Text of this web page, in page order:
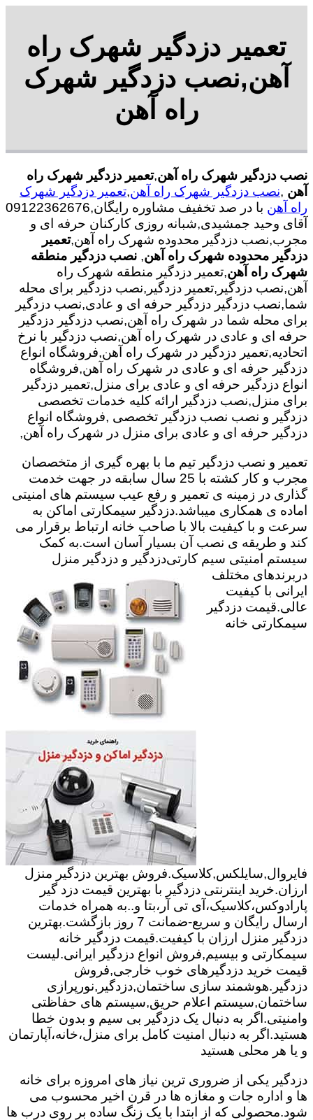
تعمیر دزدگیر شهرک راه
آهن,نصب دزدگیر شهرک
راه آهن
نصب دزدگیر شهرک راه آهن,تعمیر دزدگیر شهرک راه
آهن ,نصب دزدگیر شهرک راه آهن,تعمیر دزدگیر شهرک
راه آهن
با در صد تخفیف مشاوره رایگان,09122362676
آقای وحید جمشیدی,شبانه روزی کارکنان حرفه ای و
مجرب,نصب دزدگیر محدوده شهرک راه آهن,تعمیر
دزدگیر محدوده شهرک راه آهن, نصب دزدگیر منطقه
شهرک راه آهن,تعمیر دزدگیر منطقه شهرک راه
آهن,نصب دزدگیر,تعمیر دزدگیر,نصب دزدگیر برای محله
شما,نصب دزدگیر دزدگیر حرفه ای و عادی,نصب دزدگیر
برای محله شما در شهرک راه آهن,نصب دزدگیر دزدگیر
حرفه ای و عادی در شهرک راه آهن,نصب دزدگیر با نرخ
اتحادیه,تعمیر دزدگیر در شهرک راه آهن,فروشگاه انواع
دزدگیر حرفه ای و عادی در شهرک راه آهن,فروشگاه
انواع دزدگیر حرفه ای و عادی برای منزل,تعمیر دزدگیر
برای منزل,نصب دزدگیر ارائه کلیه خدمات تخصصی
دزدگیر و نصب نصب دزدگیر تخصصی ,فروشگاه انواع
دزدگیر حرفه ای و عادی برای منزل در شهرک راه آهن,
تعمیر و نصب دزدگیر تیم ما با بهره گیری از متخصصان
مجرب و کار کشته با 25 سال سابقه در جهت خدمت
گذاری در زمینه ی تعمیر و رفع عیب سیستم های امنیتی
اماده ی همکاری میباشد.دزدگیر سیمکارتی اماکن به
سرعت و با کیفیت بالا با صاحب خانه ارتباط برقرار می
کند و طریقه ی نصب آن بسیار آسان است.به کمک
سیستم امنیتی سیم کارتیدزدگیر و دزدگیر منزل
دربرندهای مختلف
ایرانی با کیفیت
عالی.قیمت دزدگیر
سیمکارتی خانه
فایروال,سایلکس,کلاسیک.فروش بهترین دزدگیر منزل
ارزان.خرید اینترنتی دزدگیر با بهترین قیمت دزد گیر
پارادوکس،کلاسیک،آی تی آر،بتا و..به همراه خدمات
ارسال رایگان و سریع-ضمانت 7 روز بازگشت.بهترین
دزدگیر منزل ارزان با کیفیت.قیمت دزدگیر خانه
سیمکارتی و بیسیم,فروش انواع دزدگیر ایرانی.لیست
قیمت خرید دزدگیرهای خوب خارجی,فروش
دزدگیر.هوشمند سازی ساختمان,دزدگیر,نورپرازی
ساختمان,سیستم اعلام حریق,سیستم های حفاظتی
وامنیتی.اگر به دنبال یک دزدگیر بی سیم و بدون خطا
هستید.اگر به دنبال امنیت کامل برای منزل،خانه،آپارتمان
و یا هر محلی هستید
دزدگیر یکی از ضروری ترین نیاز های امروزه برای خانه
ها و اداره جات و مغازه ها در قرن اخیر محسوب می
شود.محصولی که از ابتدا با یک زنگ ساده بر روی درب ها